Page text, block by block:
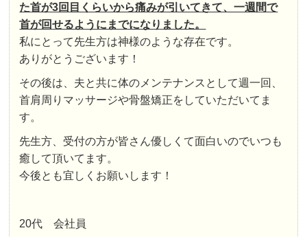
た首が3回目くらいから痛みが引いてきて、一週間で
首が回せるようにまでになりました。
私にとって先生方は神様のような存在です。
ありがとうございます！
その後は、夫と共に体のメンテナンスとして週一回、
首肩周りマッサージや骨盤矯正をしていただいてま
す。
先生方、受付の方が皆さん優しくて面白いのでいつも
癒して頂いてます。
今後とも宜しくお願いします！
20代 会社員